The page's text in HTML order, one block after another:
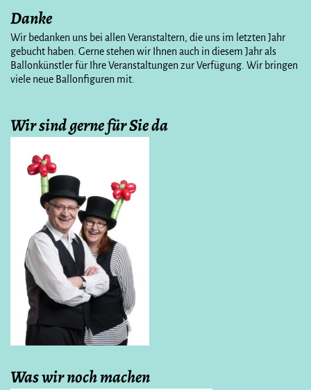
Danke
Wir bedanken uns bei allen Veranstaltern, die uns im letzten Jahr
gebucht haben. Gerne stehen wir Ihnen auch in diesem Jahr als
Ballonkünstler für Ihre Veranstaltungen zur Verfügung. Wir bringen
viele neue Ballonfiguren mit.
Wir sind gerne für Sie da
Was wir noch machen